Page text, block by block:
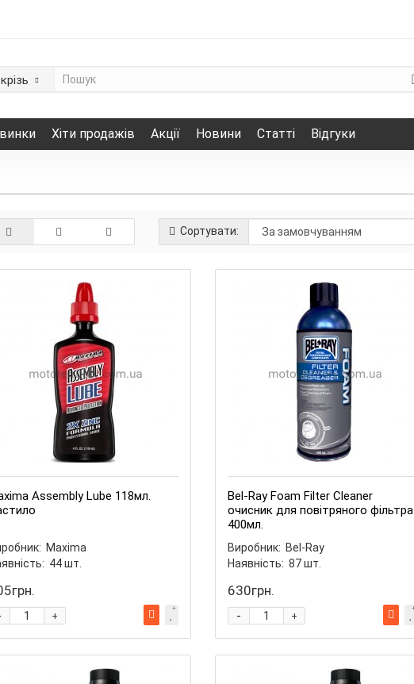
Хіти продажів Акції Новини Статті Відгуки
Сортувати:
Assembly Lube 118мл.
Maxima
44шт.
+
Bel-Ray Foam Filter Cleaner
очисник для повітряного фільтра
400мл.
Виробник: Bel-Ray
Наявність: 87шт.
630грн.
+
-